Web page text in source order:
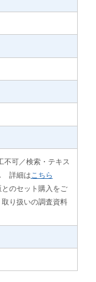
不可／検索・テキス
詳細は こちら
のセット購入をご
り扱いの調査資料